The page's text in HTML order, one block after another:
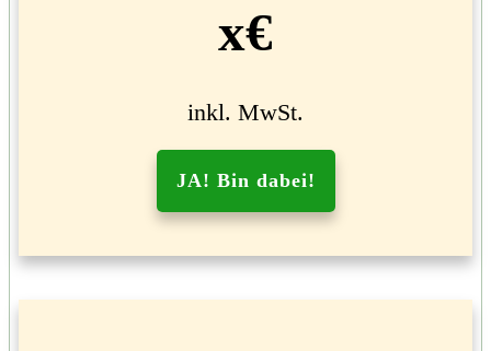
x€
inkl. MwSt.
JA! Bin dabei!